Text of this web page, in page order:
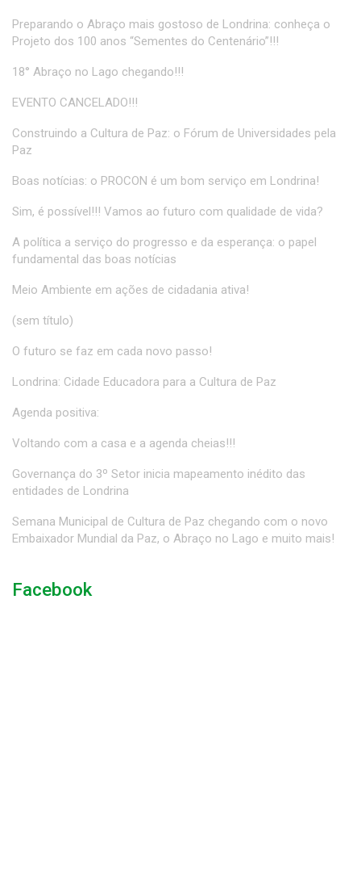
Preparando o Abraço mais gostoso de Londrina: conheça o
Projeto dos 100 anos “Sementes do Centenário”!!!
18° Abraço no Lago chegando!!!
EVENTO CANCELADO!!!
Construindo a Cultura de Paz: o Fórum de Universidades pela
Paz
Boas notícias: o PROCON é um bom serviço em Londrina!
Sim, é possível!!! Vamos ao futuro com qualidade de vida?
A política a serviço do progresso e da esperança: o papel
fundamental das boas notícias
Meio Ambiente em ações de cidadania ativa!
(sem título)
O futuro se faz em cada novo passo!
Londrina: Cidade Educadora para a Cultura de Paz
Agenda positiva:
Voltando com a casa e a agenda cheias!!!
Governança do 3º Setor inicia mapeamento inédito das
entidades de Londrina
Semana Municipal de Cultura de Paz chegando com o novo
Embaixador Mundial da Paz, o Abraço no Lago e muito mais!
Facebook